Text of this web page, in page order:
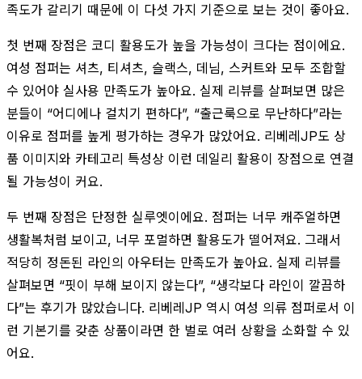
족도가 갈리기 때문에 이 다섯 가지 기준으로 보는 것이 좋아요.
첫 번째 장점은 코디 활용도가 높을 가능성이 크다는 점이에요.
여성 점퍼는 셔츠, 티셔츠, 슬랙스, 데님, 스커트와 모두 조합할
수 있어야 실사용 만족도가 높아요. 실제 리뷰를 살펴보면 많은
분들이 “어디에나 걸치기 편하다”, “출근룩으로 무난하다”라는
이유로 점퍼를 높게 평가하는 경우가 많았어요. 리베레JP도 상
품 이미지와 카테고리 특성상 이런 데일리 활용이 장점으로 연결
될 가능성이 커요.
두 번째 장점은 단정한 실루엣이에요. 점퍼는 너무 캐주얼하면
생활복처럼 보이고, 너무 포멀하면 활용도가 떨어져요. 그래서
적당히 정돈된 라인의 아우터는 만족도가 높아요. 실제 리뷰를
살펴보면 “핏이 부해 보이지 않는다”, “생각보다 라인이 깔끔하
다”는 후기가 많았습니다. 리베레JP 역시 여성 의류 점퍼로서 이
런 기본기를 갖춘 상품이라면 한 벌로 여러 상황을 소화할 수 있
어요.